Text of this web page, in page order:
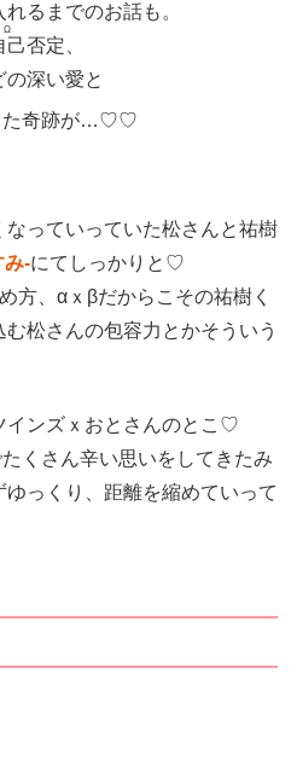
るまでのお話も。
己
Ω
否定、
深い愛と
た奇跡が…♡♡
っていっていた松さんと祐樹
み-にてしっかりと♡
方、αｘβだからこその祐樹く
松さんの包容力とかそういう
インズｘおとさんのとこ♡
くさん辛い思いをしてきたみ
っくり、距離を縮めていって